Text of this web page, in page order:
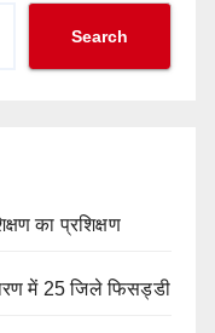
Search
का प्रशिक्षण
में 25 जिले फिसड्डी